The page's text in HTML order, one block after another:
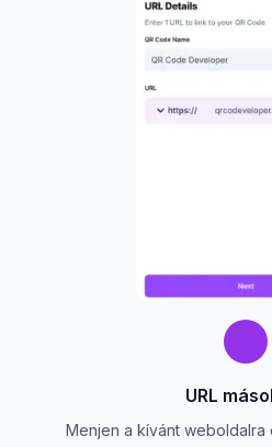
URL
Menjen a kívánt weboldalra